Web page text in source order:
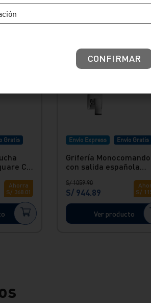
Gratis
C/
Ahorra
S/ 368.01
Envío Express Envío Gratis
Grifería Monocomando
con salida española
S/ 1059.90
S/ 944.89
S/
Ver producto
CONFIRMAR